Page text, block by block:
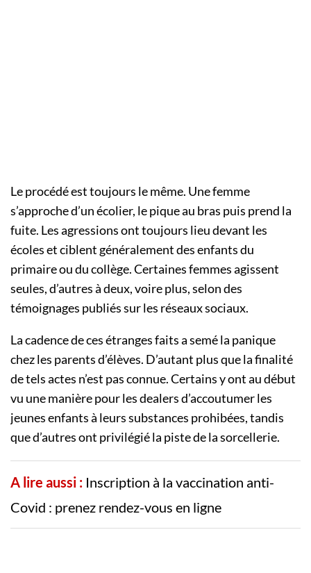
Le procédé est toujours le même. Une femme
s’approche d’un écolier, le pique au bras puis prend la
fuite. Les agressions ont toujours lieu devant les
écoles et ciblent généralement des enfants du
primaire ou du collège. Certaines femmes agissent
seules, d’autres à deux, voire plus, selon des
témoignages publiés sur les réseaux sociaux.
La cadence de ces étranges faits a semé la panique
chez les parents d’élèves. D’autant plus que la finalité
de tels actes n’est pas connue. Certains y ont au début
vu une manière pour les dealers d’accoutumer les
jeunes enfants à leurs substances prohibées, tandis
que d’autres ont privilégié la piste de la sorcellerie.
A lire aussi : Inscription à la vaccination anti-
Covid : prenez rendez-vous en ligne